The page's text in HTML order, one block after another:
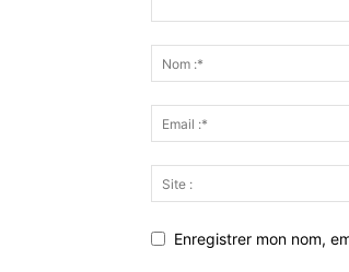
Enregistrer mon nom,